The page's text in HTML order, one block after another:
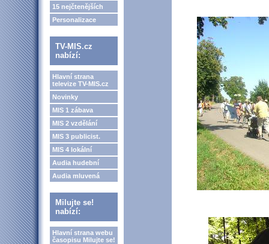
15 nejčtenějších
Personalizace
TV-MIS.cz
nabízí:
Hlavní strana
televize TV-MIS.cz
Novinky
MIS 1 zábava
MIS 2 vzdělání
MIS 3 publicist.
MIS 4 lokální
Audia hudební
Audia mluvená
Milujte se!
nabízí:
Hlavní strana webu
časopisu Milujte se!